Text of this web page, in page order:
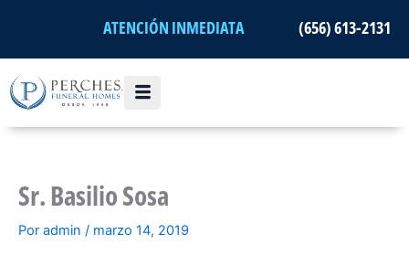
ATENCIÓN INMEDIATA (656) 613-2131
Sr. Basilio Sosa
Por admin / marzo 14, 2019